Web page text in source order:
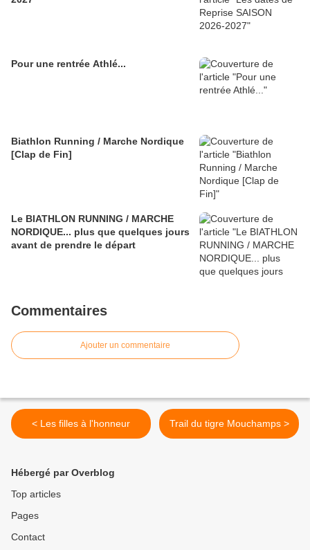
Pour une rentrée Athlé...
Biathlon Running / Marche Nordique
[Clap de Fin]
Le BIATHLON RUNNING / MARCHE
NORDIQUE... plus que quelques jours
avant de prendre le départ
Commentaires
Ajouter un commentaire
< Les filles à l'honneur Trail du tigre Mouchamps >
Hébergé par Overblog
Top articles
Pages
Contact